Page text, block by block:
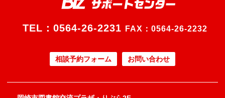
TEL： 0564-26-2231 FAX：0564-26-2232
相談予約フォーム お問い合わせ